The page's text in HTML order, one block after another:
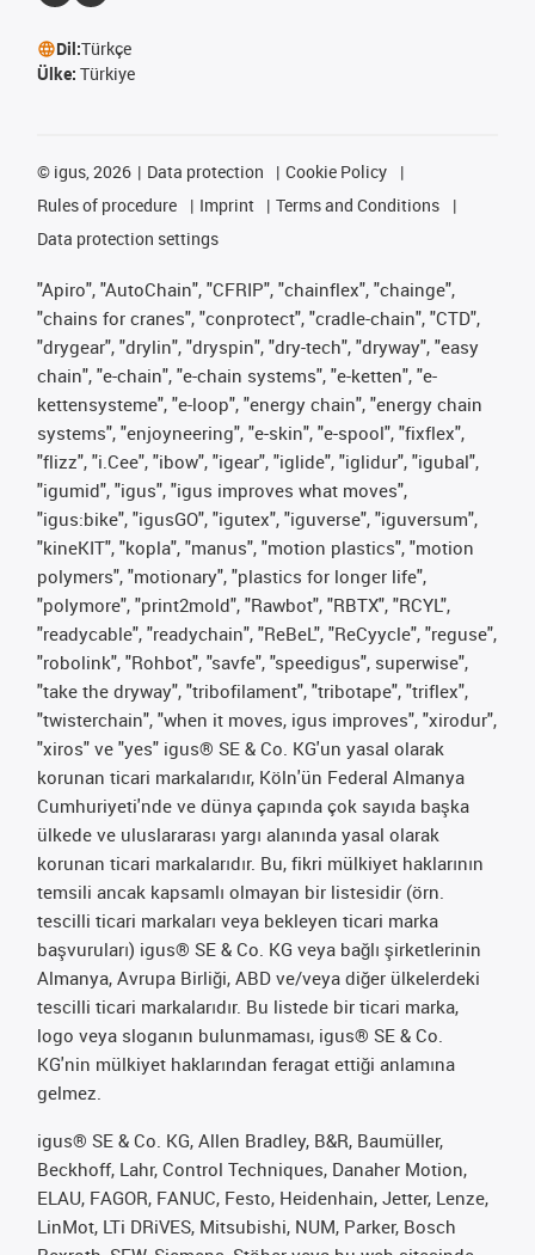
Dil:Türkçe
Ülke: Türkiye
© igus, 2026 Data protection
Cookie Policy
Rules of procedure
Imprint
Terms and Conditions
Data protection settings
"Apiro", "AutoChain", "CFRIP", "chainflex", "chainge",
"chains for cranes", "conprotect", "cradle-chain", "CTD",
"drygear", "drylin", "dryspin", "dry-tech", "dryway", "easy
chain", "e-chain", "e-chain systems", "e-ketten", "e-
kettensysteme", "e-loop", "energy chain", "energy chain
systems", "enjoyneering", "e-skin", "e-spool", "fixflex",
"flizz", "i.Cee", "ibow", "igear", "iglide", "iglidur", "igubal",
"igumid", "igus", "igus improves what moves",
"igus:bike", "igusGO", "igutex", "iguverse", "iguversum",
"kineKIT", "kopla", "manus", "motion plastics", "motion
polymers", "motionary", "plastics for longer life",
"polymore", "print2mold", "Rawbot", "RBTX", "RCYL",
"readycable", "readychain", "ReBeL", "ReCyycle", "reguse",
"robolink", "Rohbot", "savfe", "speedigus", superwise",
"take the dryway", "tribofilament", "tribotape", "triflex",
"twisterchain", "when it moves, igus improves", "xirodur",
"xiros" ve "yes" igus® SE & Co. KG'un yasal olarak
korunan ticari markalarıdır, Köln'ün Federal Almanya
Cumhuriyeti'nde ve dünya çapında çok sayıda başka
ülkede ve uluslararası yargı alanında yasal olarak
korunan ticari markalarıdır. Bu, fikri mülkiyet haklarının
temsili ancak kapsamlı olmayan bir listesidir (örn.
tescilli ticari markaları veya bekleyen ticari marka
başvuruları) igus® SE & Co. KG veya bağlı şirketlerinin
Almanya, Avrupa Birliği, ABD ve/veya diğer ülkelerdeki
tescilli ticari markalarıdır. Bu listede bir ticari marka,
logo veya sloganın bulunmaması, igus® SE & Co.
KG'nin mülkiyet haklarından feragat ettiği anlamına
gelmez.
igus® SE & Co. KG, Allen Bradley, B&R, Baumüller,
Beckhoff, Lahr, Control Techniques, Danaher Motion,
ELAU, FAGOR, FANUC, Festo, Heidenhain, Jetter, Lenze,
LinMot, LTi DRiVES, Mitsubishi, NUM, Parker, Bosch